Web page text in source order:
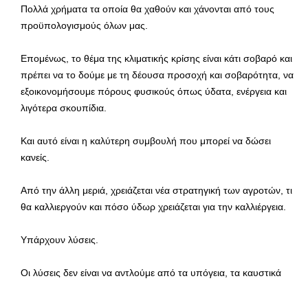
Πολλά χρήματα τα οποία θα χαθούν και χάνονται από τους
προϋπολογισμούς όλων μας.
Επομένως, το θέμα της κλιματικής κρίσης είναι κάτι σοβαρό και
πρέπει να το δούμε με τη δέουσα προσοχή και σοβαρότητα, να
εξοικονομήσουμε πόρους φυσικούς όπως ύδατα, ενέργεια και
λιγότερα σκουπίδια.
Και αυτό είναι η καλύτερη συμβουλή που μπορεί να δώσει
κανείς.
Από την άλλη μεριά, χρειάζεται νέα στρατηγική των αγροτών, τι
θα καλλιεργούν και πόσο ύδωρ χρειάζεται για την καλλιέργεια.
Υπάρχουν λύσεις.
Οι λύσεις δεν είναι να αντλούμε από τα υπόγεια, τα καυστικά